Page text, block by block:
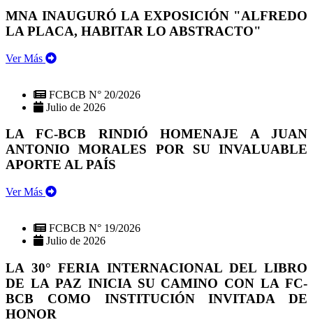
MNA INAUGURÓ LA EXPOSICIÓN "ALFREDO
LA PLACA, HABITAR LO ABSTRACTO"
Ver Más
FCBCB N° 20/2026
Julio de 2026
LA FC-BCB RINDIÓ HOMENAJE A JUAN
ANTONIO MORALES POR SU INVALUABLE
APORTE AL PAÍS
Ver Más
FCBCB N° 19/2026
Julio de 2026
LA 30° FERIA INTERNACIONAL DEL LIBRO
DE LA PAZ INICIA SU CAMINO CON LA FC-
BCB COMO INSTITUCIÓN INVITADA DE
HONOR